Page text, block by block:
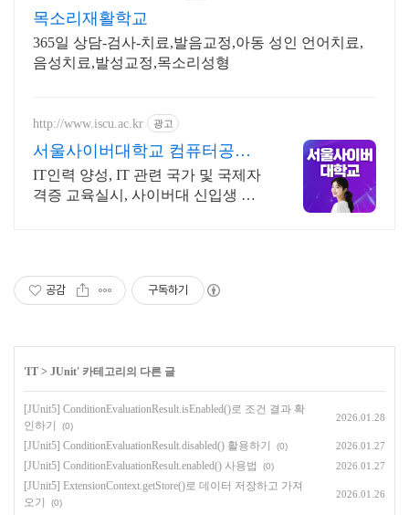
목소리재활학교
365일 상담-검사-치료,발음교정,아동 성인 언어치료,
음성치료,발성교정,목소리성형
http://www.iscu.ac.kr 광고
서울사이버대학교 컴퓨터공학
과 2026 가을학기 신편입생
IT인력 양성, IT 관련 국가 및 국제자
격증 교육실시, 사이버대 신입생 수 1
공감 구독하기
'IT > JUnit' 카테고리의 다른 글
[JUnit5] ConditionEvaluationResult.isEnabled()로 조건 결과 확
인하기
(0)
2026.01.28
[JUnit5] ConditionEvaluationResult.disabled() 활용하기 (0) 2026.01.27
[JUnit5] ConditionEvaluationResult.enabled() 사용법 (0) 2026.01.27
[JUnit5] ExtensionContext.getStore()로 데이터 저장하고 가져
오기
(0)
2026.01.26